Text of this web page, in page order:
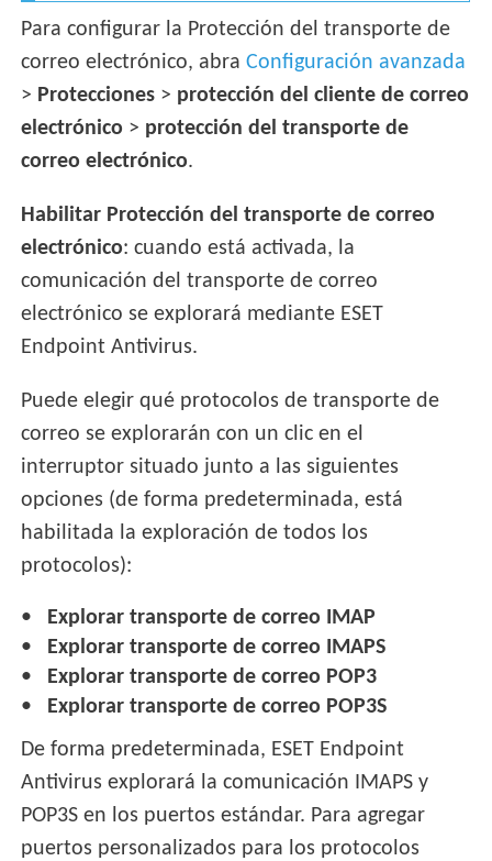
Para configurar la Protección del transporte de
correo electrónico, abraConfiguración avanzada
> Protecciones > protección del cliente de correo
electrónico > protección del transporte de
correo electrónico.
Habilitar Protección del transporte de correo
electrónico: cuando está activada, la
comunicación del transporte de correo
electrónico se explorará mediante ESET
Endpoint Antivirus.
Puede elegir qué protocolos de transporte de
correo se explorarán con un clic en el
interruptor situado junto a las siguientes
opciones (de forma predeterminada, está
habilitada la exploración de todos los
protocolos):
Explorar transporte de correo IMAP
Explorar transporte de correo IMAPS
Explorar transporte de correo POP3
Explorar transporte de correo POP3S
De forma predeterminada, ESET Endpoint
Antivirus explorará la comunicación IMAPS y
POP3S en los puertos estándar. Para agregar
puertos personalizados para los protocolos